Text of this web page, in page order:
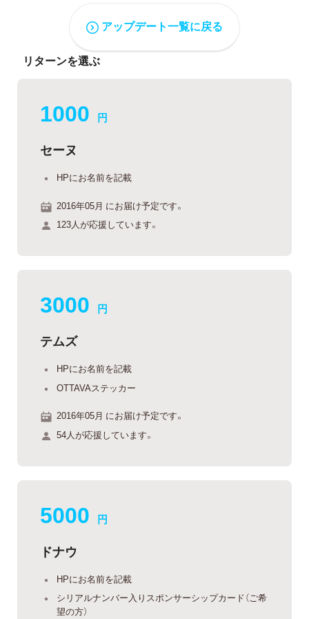
アップデート一覧に戻る
リターンを選ぶ
1000 円
セーヌ
HPにお名前を記載
2016年05月 にお届け予定です。
123人が応援しています。
3000 円
テムズ
HPにお名前を記載
OTTAVAステッカー
2016年05月 にお届け予定です。
54人が応援しています。
5000 円
ドナウ
HPにお名前を記載
シリアルナンバー入りスポンサーシップカード（ご希
望の方）